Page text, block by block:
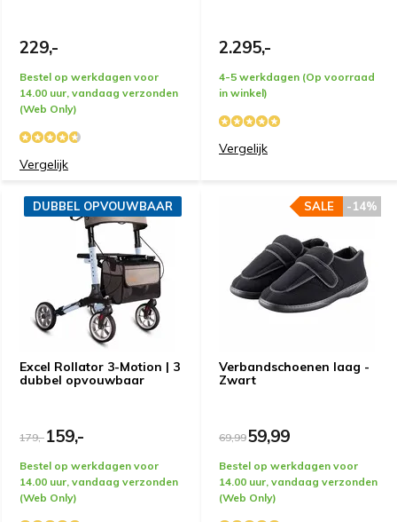
229,-
Bestel op werkdagen voor
14.00 uur, vandaag verzonden
(Web Only)
Vergelijk
2.295,-
4-5 werkdagen (Op voorraad
in winkel)
Vergelijk
Excel Rollator 3-Motion | 3
dubbel opvouwbaar
DUBBEL OPVOUWBAAR
179,-159,-
Bestel op werkdagen voor
14.00 uur, vandaag verzonden
(Web Only)
Verbandschoenen laag -
Zwart
-14%
SALE
69,9959,99
Bestel op werkdagen voor
14.00 uur, vandaag verzonden
(Web Only)